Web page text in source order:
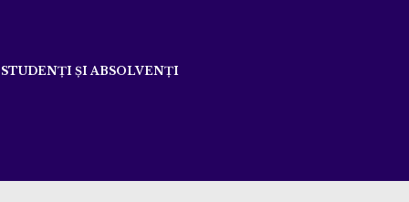
STUDENȚI ȘI ABSOLVENȚI